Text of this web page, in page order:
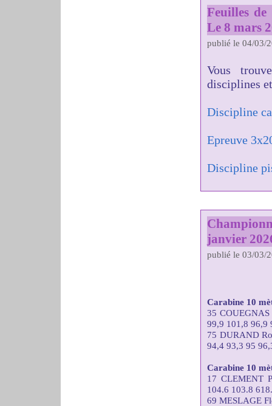
Feuilles
Le 8 mars
publié le 04/03/
Vous
disciplines
Discipline
Epreuve
Discipline
janvier
publié le 03/03/
Carabine 10
35
99,9 101,8 96,9
75 DURAND
94,4 93,3 95
Carabine 10
17 CLEMENT
104.6 103.8
69 MESLAGE